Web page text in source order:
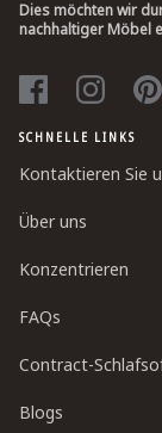
Dies möchten wir
nachhaltiger Möbel
SCHNELLE LINKS
Kontaktieren Sie
Über uns
Konzentrieren
FAQs
Contract-
Blogs